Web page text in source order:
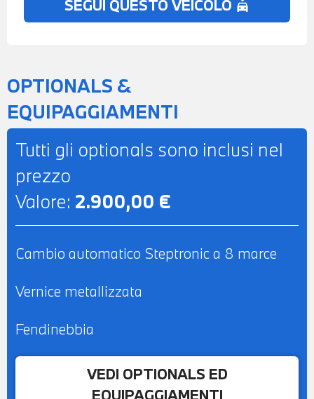
SEGUI QUESTO VEICOLO no_crash
OPTIONALS &
EQUIPAGGIAMENTI
Tutti gli optionals sono inclusi nel
prezzo
Valore: 2.900,00 €
Cambio automatico Steptronic a 8 marce
Vernice metallizzata
Fendinebbia
VEDI OPTIONALS ED
EQUIPAGGIAMENTI